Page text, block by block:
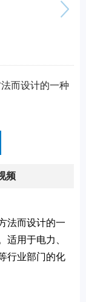
而设计的一种
频
法而设计的一
适用于电力、
行业部门的化